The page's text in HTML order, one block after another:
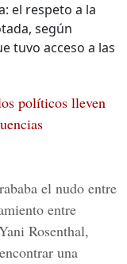
el respeto a la
según
tuvo acceso a las
políticos lleven
el nudo entre
entre
Rosenthal,
una